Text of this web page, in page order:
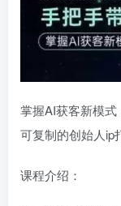
掌握AI获客新模
可复制的创始人ip
课程介绍：